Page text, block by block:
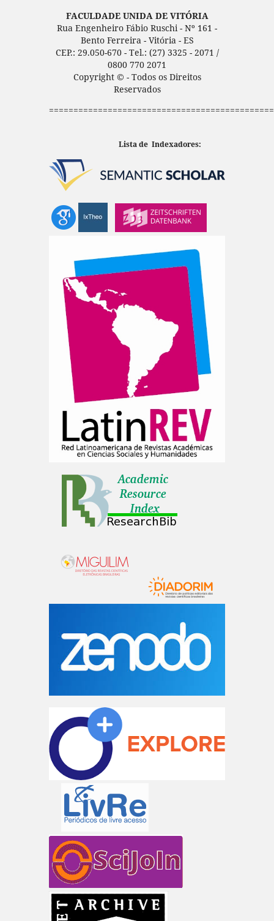
FACULDADE UNIDA DE VITÓRIA
Rua Engenheiro Fábio Ruschi - Nº 161 -
Bento Ferreira - Vitória - ES
CEP.: 29.050-670 - Tel.: (27) 3325 - 2071 /
0800 770 2071
Copyright © - Todos os Direitos
Reservados
Lista de Indexadores: